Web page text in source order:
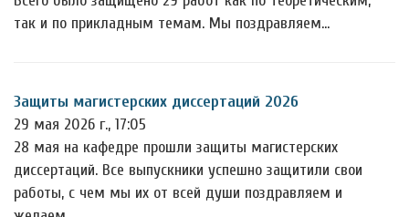
так и по прикладным темам. Мы поздравляем…
Защиты магистерских диссертаций 2026
29 мая 2026 г., 17:05
28 мая на кафедре прошли защиты магистерских
диссертаций. Все выпускники успешно защитили свои
работы, с чем мы их от всей души поздравляем и